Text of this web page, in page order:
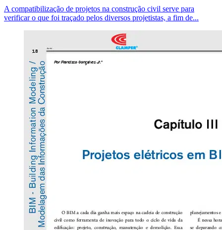
A compatibilização de projetos na construção civil serve para
verificar o que foi traçado pelos diversos projetistas, a fim de...